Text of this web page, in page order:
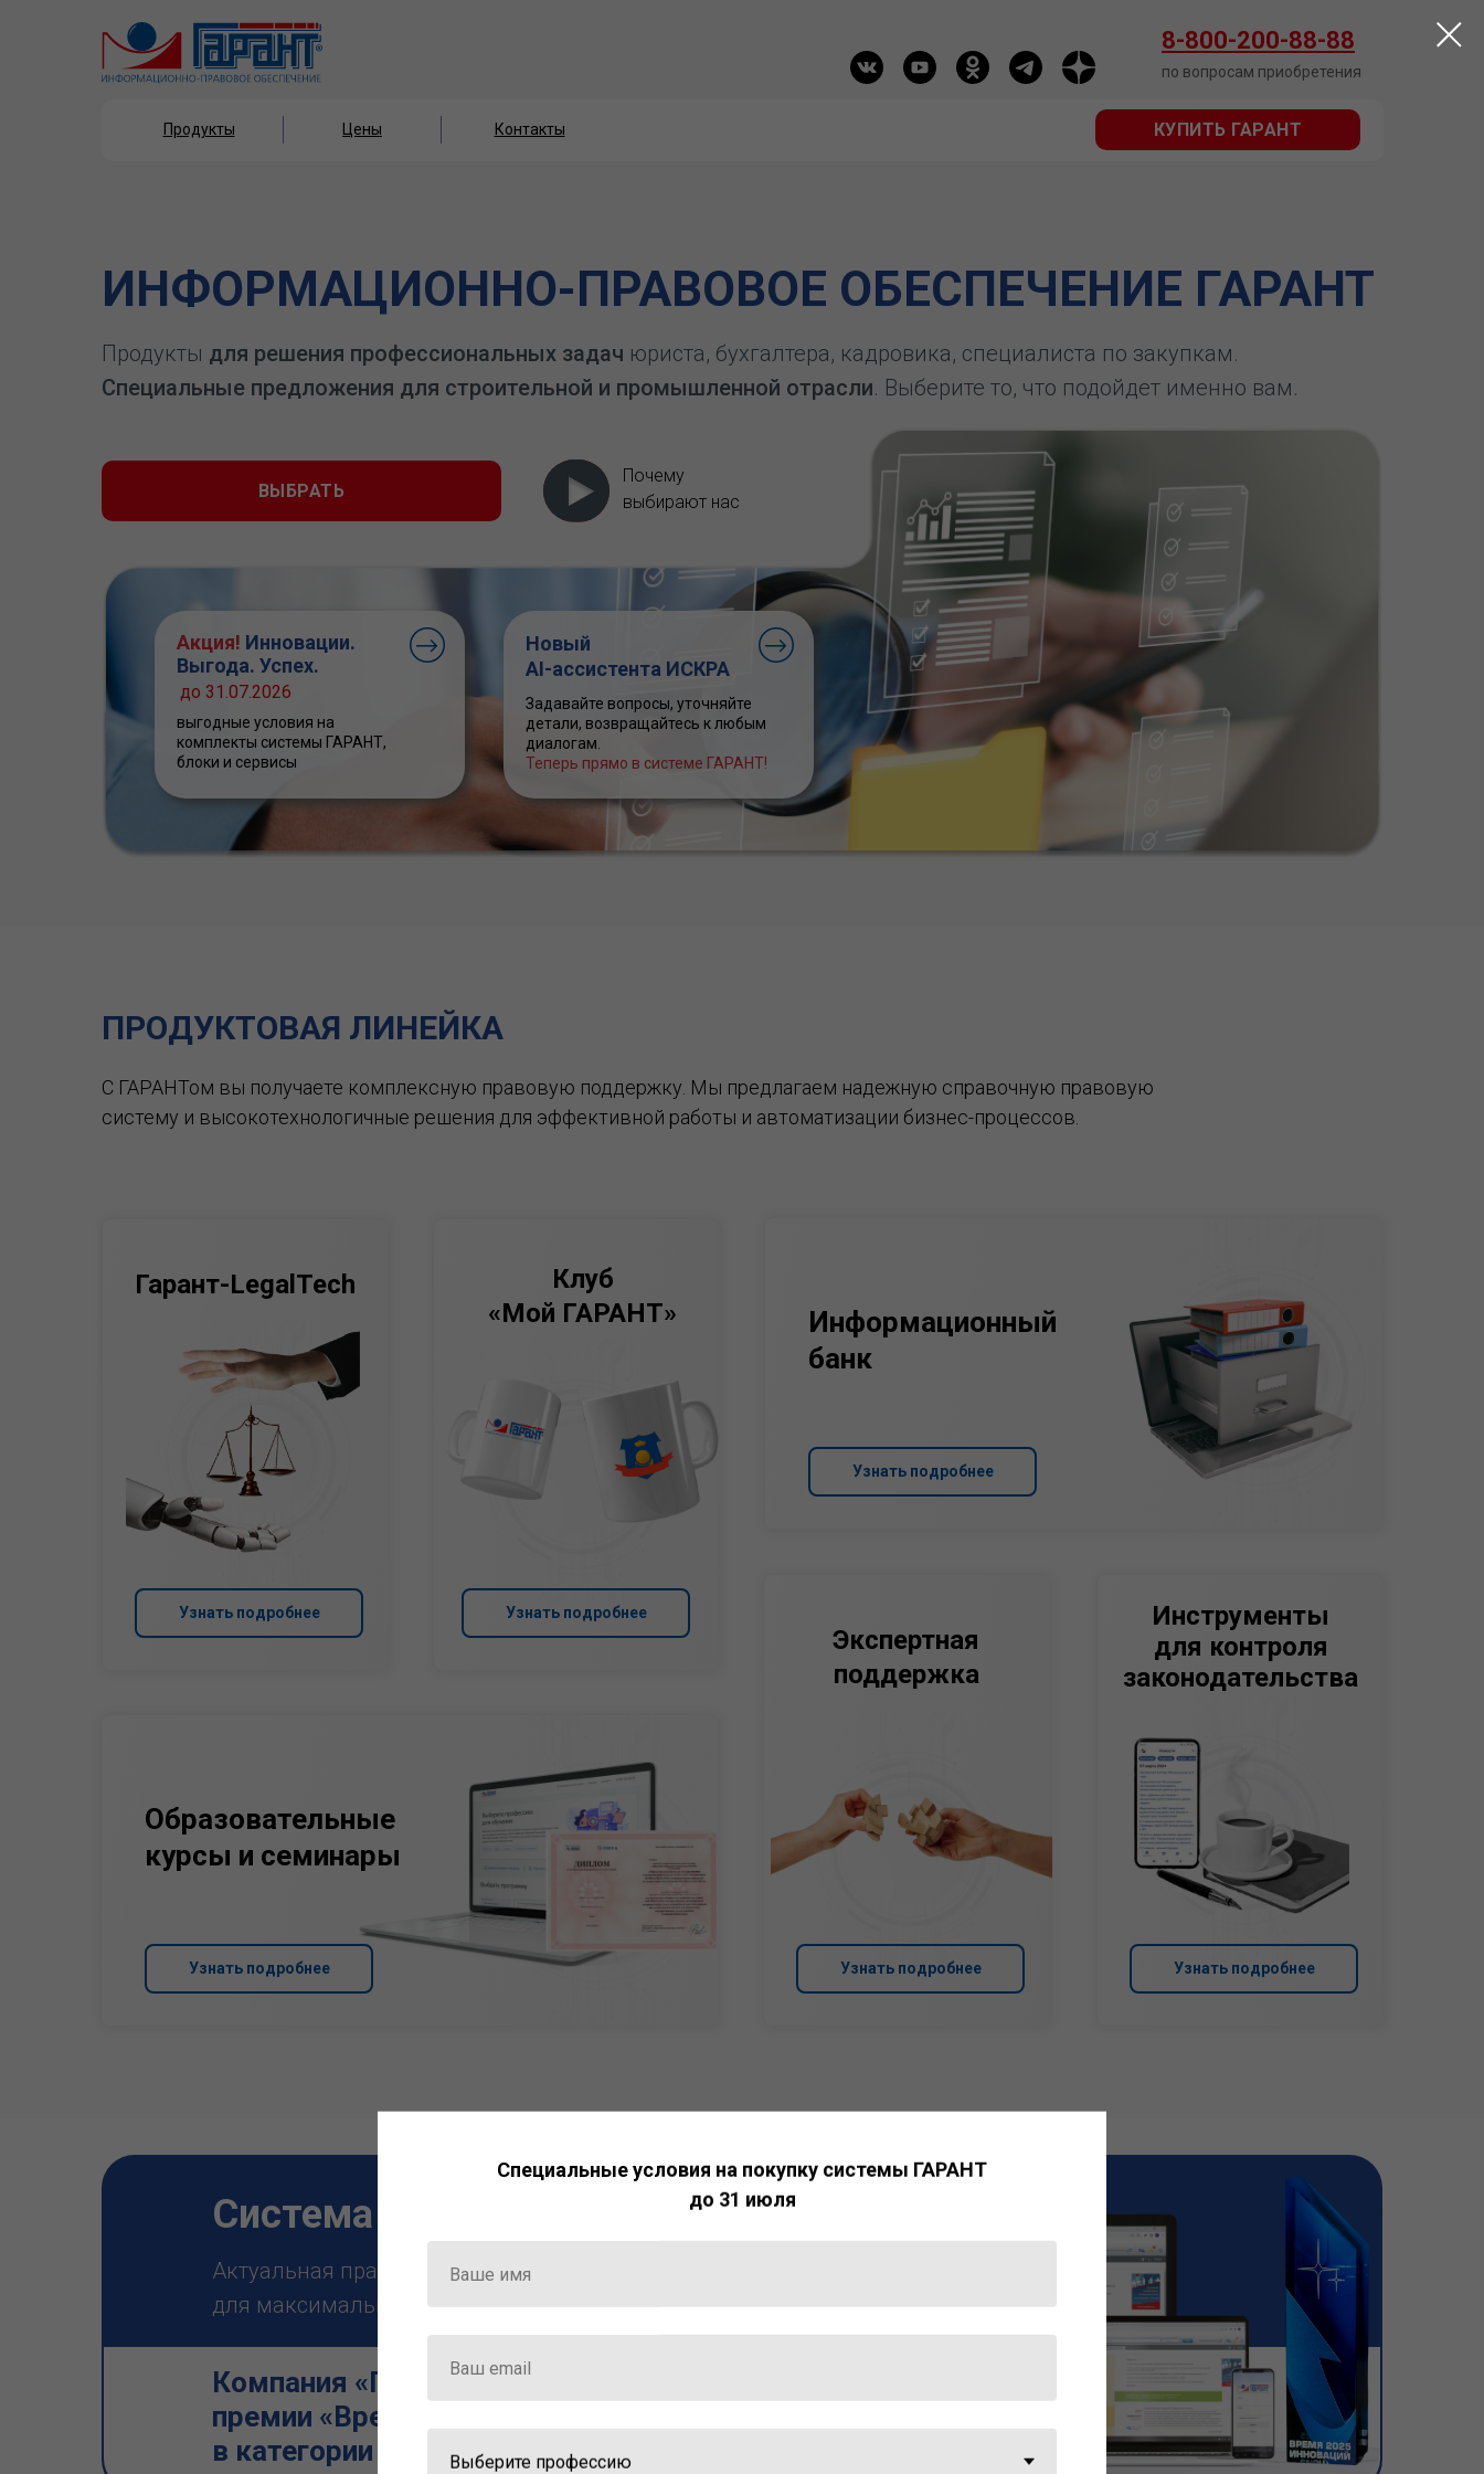
Продукты Цены Контакты
8-800-200-88-88
по вопросам приобретения
КУПИТЬ ГАРАНТ
Продукты КУПИТЬ ГАРАНТ
ИНФОРМАЦИОННО-ПРАВОВОЕ ОБЕСПЕЧЕНИЕ ГАРАНТ
Продукты для решения профессиональных задач юриста, бухгалтера, кадровика, специалиста по закупкам.
Специальные предложения для строительной и промышленной отрасли. Выберите то, что подойдет именно вам.
ВЫБРАТЬ
Почему
выбирают нас
Акция! Инновации.
Выгода. Успех.
выгодные условия на
комплекты системы ГАРАНТ,
блоки и сервисы
до 31.07.2026
Новый
AI-ассистента ИСКРА
Задавайте вопросы, уточняйте
детали, возвращайтесь к любым
диалогам.
Теперь прямо в системе ГАРАНТ!
ПРОДУКТОВАЯ ЛИНЕЙКА
С ГАРАНТом вы получаете комплексную правовую поддержку. Мы предлагаем надежную справочную правовую
систему и высокотехнологичные решения для эффективной работы и автоматизации бизнес-процессов.
Узнать подробнее
Информационный
банк
Узнать подробнее
Экспертная
поддержка
Узнать подробнее
Инструменты
для контроля
законодательства
Узнать подробнее
Клуб
«Мой ГАРАНТ»
Узнать подробнее
Образовательные
курсы и семинары
Узнать подробнее
Гарант-LegalTech
Компания «Гарант» стала победителем
премии «Время инноваций — 2025»
в категории «Искусственный интеллект»
Система ГАРАНТ
Актуальная правовая информация и инструменты
для максимально эффективной работы с ней.
Специальные условия на покупку системы ГАРАНТ
до 31 июля